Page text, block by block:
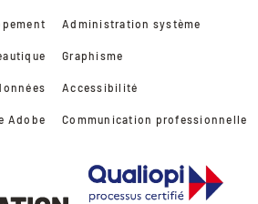
Adobe
Administration système
Graphisme
Accessibilité
Communication professionnelle